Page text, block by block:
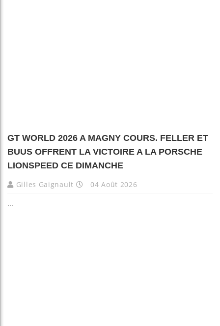
GT WORLD 2026 A MAGNY COURS. FELLER ET
BUUS OFFRENT LA VICTOIRE A LA PORSCHE
LIONSPEED CE DIMANCHE
Gilles Gaignault 04 Août 2026
...